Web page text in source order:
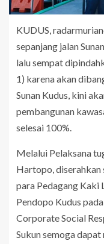
KUDUS,
sepanjang jalan
lalu sempat
1) karena akan
Sunan Kudus, kini
pembangunan
selesai 100%.
Melalui Pelaksana
Hartopo, diserahkan
para Pedagang Kaki
Pendopo Kudus
Corporate Social
Sukun semoga